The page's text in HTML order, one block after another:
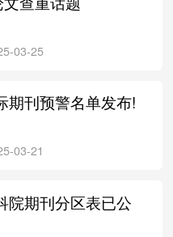
2025-09-07
期刊预警名单发布!
院期刊分区表已公